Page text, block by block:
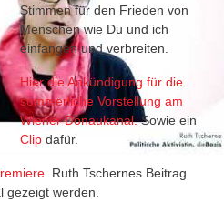
Stimmen für den Frieden von
Menschen wie Du und ich
einfangen und verbreiten.
Hier die Ankündigung für die
sommerliche Vorstellung am
Wiener Donaukanal.Sowie ein
Clip dafür.
. Ruth Tschernes Beitrag
gezeigt werden.